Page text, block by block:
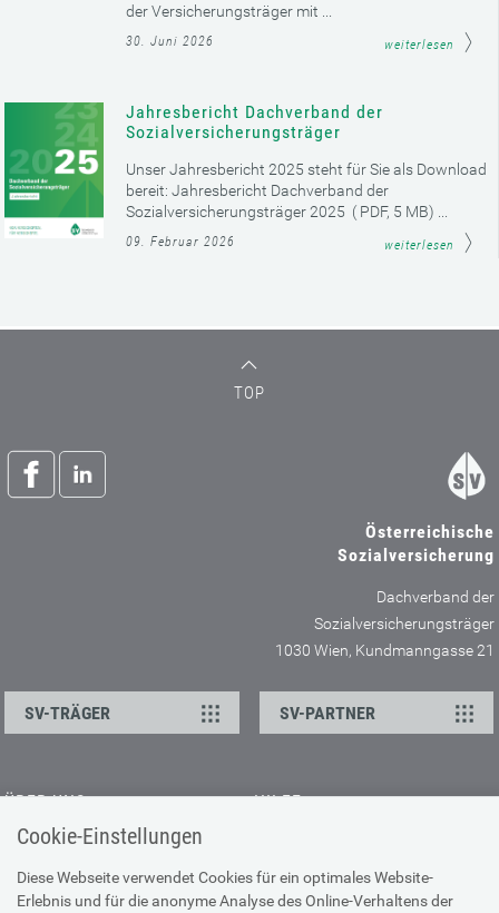
Cookie-Einstellungen
Diese Webseite verwendet Cookies für ein optimales Website-
Erlebnis und für die anonyme Analyse des Online-Verhaltens der
der Versicherungsträger mit ...
30. Juni 2026 weiterlesen
Jahresbericht Dachverband der
Sozialversicherungsträger
Unser Jahresbericht 2025 steht für Sie als Download
bereit: Jahresbericht Dachverband der
Sozialversicherungsträger 2025 ( PDF, 5 MB) ...
09. Februar 2026 weiterlesen
TOP
Österreichische
Sozialversicherung
Dachverband der
Sozialversicherungsträger
1030 Wien, Kundmanngasse 21
SV-TRÄGER SV-PARTNER
ÜBER UNS
Kontakt
Offene Stellen
Presse
HILFE
Browser-Info & Sicherheit
Hilfe zur Suche